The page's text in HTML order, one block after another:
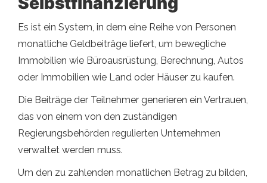
Es ist ein System, in dem eine Reihe von Personen
monatliche Geldbeiträge liefert, um bewegliche
Immobilien wie Büroausrüstung, Berechnung, Autos
oder Immobilien wie Land oder Häuser zu kaufen.
Die Beiträge der Teilnehmer generieren ein Vertrauen,
das von einem von den zuständigen
Regierungsbehörden regulierten Unternehmen
verwaltet werden muss.
Um den zu zahlenden monatlichen Betrag zu bilden,